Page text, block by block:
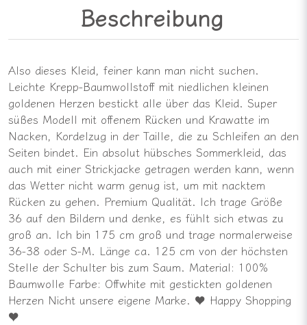
Beschreibung
Also dieses Kleid, feiner kann man nicht suchen.
Leichte Krepp-Baumwollstoff mit niedlichen kleinen
goldenen Herzen bestickt alle über das Kleid. Super
süßes Modell mit offenem Rücken und Krawatte im
Nacken, Kordelzug in der Taille, die zu Schleifen an den
Seiten bindet. Ein absolut hübsches Sommerkleid, das
auch mit einer Strickjacke getragen werden kann, wenn
das Wetter nicht warm genug ist, um mit nacktem
Rücken zu gehen. Premium Qualität. Ich trage Größe
36 auf den Bildern und denke, es fühlt sich etwas zu
groß an. Ich bin 175 cm groß und trage normalerweise
36-38 oder S-M. Länge ca. 125 cm von der höchsten
Stelle der Schulter bis zum Saum. Material: 100%
Baumwolle Farbe: Offwhite mit gestickten goldenen
Herzen Nicht unsere eigene Marke. ♥ Happy Shopping
♥